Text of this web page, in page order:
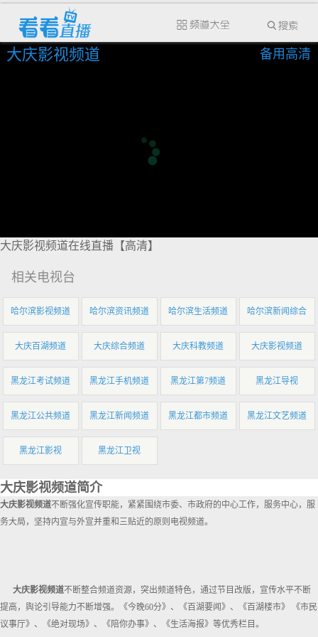
大庆影视频道 备用高清
大庆影视频道在线直播【高清】
相关电视台
哈尔滨影视频道 哈尔滨资讯频道 哈尔滨生活频道 哈尔滨新闻综合
大庆百湖频道 大庆综合频道 大庆科教频道 大庆影视频道
黑龙江考试频道 黑龙江手机频道 黑龙江第7频道 黑龙江导视
黑龙江公共频道 黑龙江新闻频道 黑龙江都市频道 黑龙江文艺频道
黑龙江影视 黑龙江卫视
大庆影视频道简介
大庆影视频道不断强化宣传职能，紧紧围绕市委、市政府的中心工作，服务中心，服
务大局，坚持内宣与外宣并重和三贴近的原则电视频道。
大庆影视频道不断整合频道资源，突出频道特色，通过节目改版，宣传水平不断
提高，舆论引导能力不断增强。《今晚60分》、《百湖要闻》、《百湖楼市》 《市民
议事厅》、《绝对现场》、《陪你办事》、《生活海报》等优秀栏目。